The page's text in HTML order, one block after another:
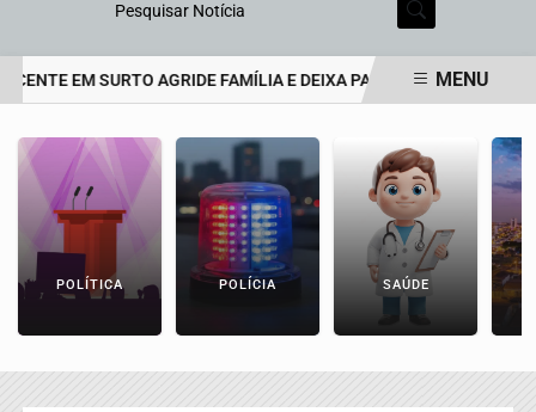
Pesquisar Notícia
EM SURTO AGRIDE FAMÍLIA E DEIXA PAI DE 69 ANOS EM
MENU
POLÍTICA POLÍCIA SAÚDE